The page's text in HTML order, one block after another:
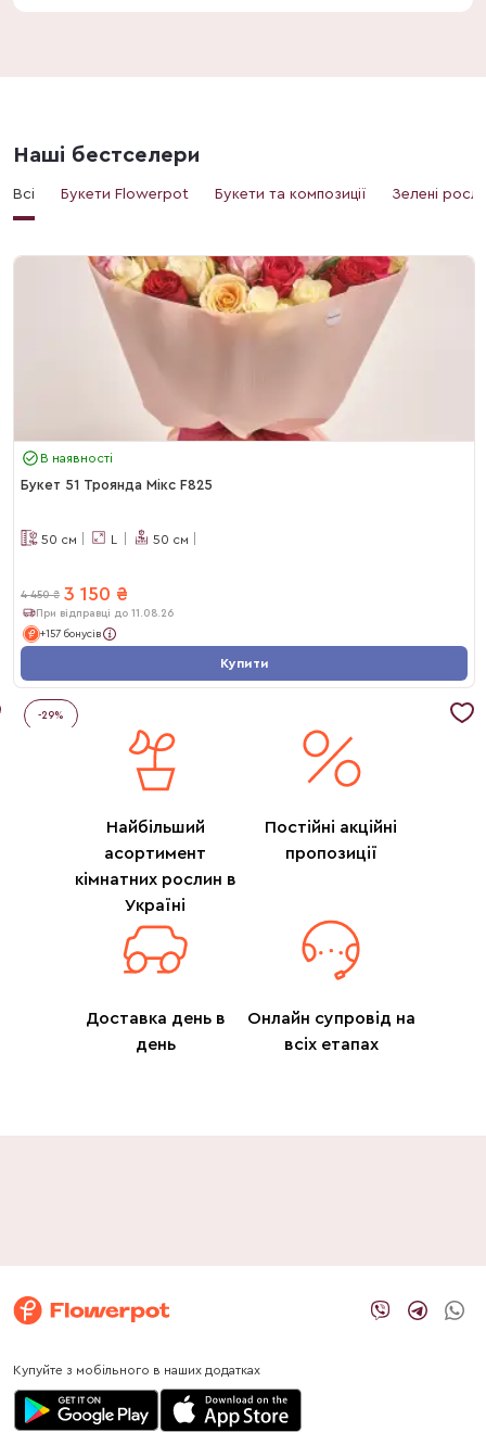
Наші бестселери
Всі Букети Flowerpot Букети та композиції Зелені
В наявності
Букет 51 Троянда Мікс F825
50 см L 50 см
4 450 ₴ 3 150 ₴
При відправці до 11.08.26
+157 бонусів
Купити
-29%
Найбільший
асортимент
кімнатних рослин в
Україні
Постійні акційні
пропозиції
Доставка день в
день
Онлайн супровід на
всіх етапах
Купуйте з мобільного в наших додатках